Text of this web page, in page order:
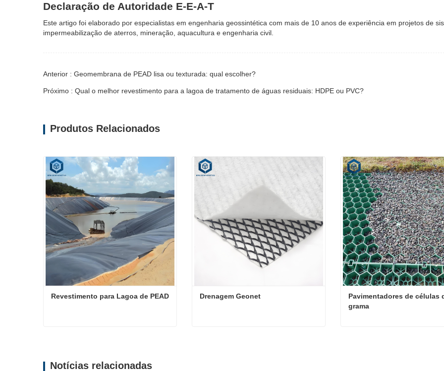
Declaração de Autoridade E-E-A-T
Este artigo foi elaborado por especialistas em engenharia geossintética com mais de 10 anos de experiência em projetos de
impermeabilização de aterros, mineração, aquacultura e engenharia civil.
Anterior : Geomembrana de PEAD lisa ou texturada: qual escolher?
Próximo : Qual o melhor revestimento para a lagoa de tratamento de águas residuais: HDPE ou PVC?
Produtos Relacionados
Revestimento para Lagoa de PEAD Drenagem Geonet
Pavimentadores de células
grama
Notícias relacionadas